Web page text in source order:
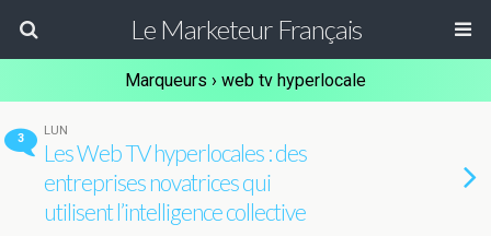
Le Marketeur Français
Marqueurs › web tv hyperlocale
3
LUN
Les Web TV hyperlocales : des
entreprises novatrices qui
utilisent l’intelligence collective